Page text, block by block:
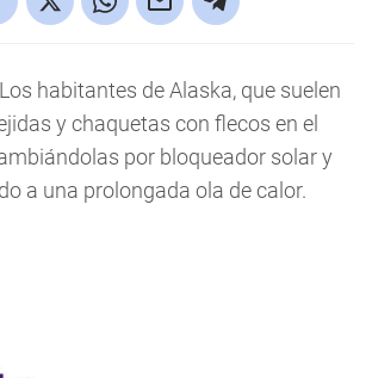
habitantes de Alaska, que suelen
y chaquetas con flecos en el
por bloqueador solar y
a una prolongada ola de calor.